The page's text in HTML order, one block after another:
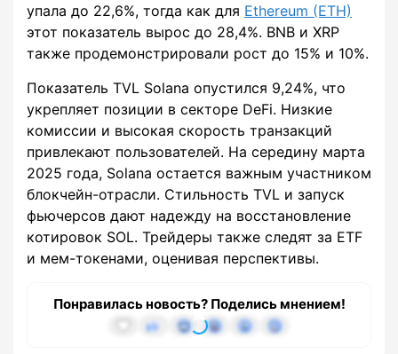
упала до 22,6%, тогда как для Ethereum (ETH)
этот показатель вырос до 28,4%. BNB и XRP
также продемонстрировали рост до 15% и 10%.
Показатель TVL Solana опустился 9,24%, что
укрепляет позиции в секторе DeFi. Низкие
комиссии и высокая скорость транзакций
привлекают пользователей. На середину марта
2025 года, Solana остается важным участником
блокчейн-отрасли. Стильность TVL и запуск
фьючерсов дают надежду на восстановление
котировок SOL. Трейдеры также следят за ETF
и мем-токенами, оценивая перспективы.
Понравилась новость? Поделись мнением!